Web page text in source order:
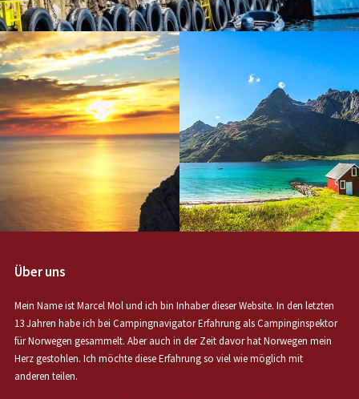
Über uns
Mein Name ist Marcel Mol und ich bin Inhaber dieser Website. In den letzten
13 Jahren habe ich bei Campingnavigator Erfahrung als Campinginspektor
für Norwegen gesammelt. Aber auch in der Zeit davor hat Norwegen mein
Herz gestohlen. Ich möchte diese Erfahrung so viel wie möglich mit
anderen teilen.